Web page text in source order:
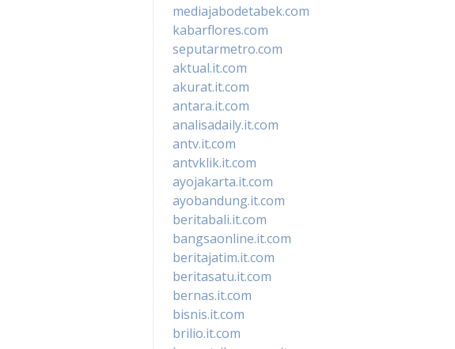
mediajabodetabek.com
kabarflores.com
seputarmetro.com
aktual.it.com
akurat.it.com
antara.it.com
analisadaily.it.com
antv.it.com
antvklik.it.com
ayojakarta.it.com
ayobandung.it.com
beritabali.it.com
bangsaonline.it.com
beritajatim.it.com
beritasatu.it.com
bernas.it.com
bisnis.it.com
brilio.it.com